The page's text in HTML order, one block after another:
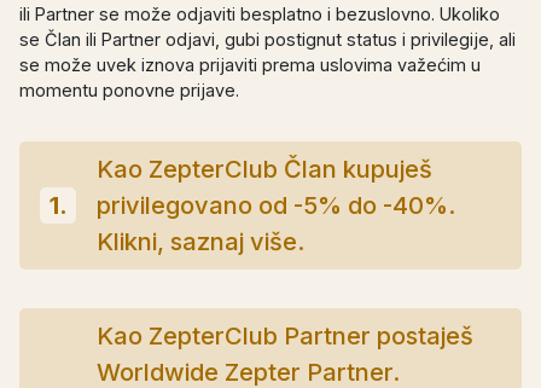
ili Partner se može odjaviti besplatno i bezuslovno. Ukoliko
se Član ili Partner odjavi, gubi postignut status i privilegije, ali
se može uvek iznova prijaviti prema uslovima važećim u
momentu ponovne prijave.
1.
Kao ZepterClub Član kupuješ
privilegovano od -5% do -40%.
Klikni, saznaj više.
Kao ZepterClub Partner postaješ
Worldwide Zepter Partner.